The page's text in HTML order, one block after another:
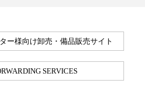
ー様向け卸売・備品販売サイト
SERVICES